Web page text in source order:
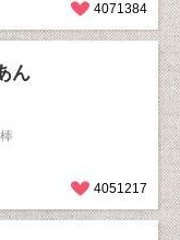
4071384
ん
4051217